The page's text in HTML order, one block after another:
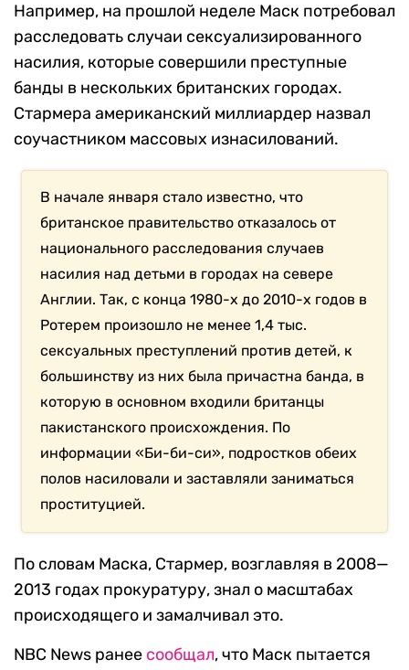
Например, на прошлой неделе Маск потребовал
расследовать случаи сексуализированного
насилия, которые совершили преступные
банды в нескольких британских городах.
Стармера американский миллиардер назвал
соучастником массовых изнасилований.
В начале января стало известно, что
британское правительство отказалось от
национального расследования случаев
насилия над детьми в городах на севере
Англии. Так, с конца 1980-х до 2010-х годов в
Ротерем произошло не менее 1,4 тыс.
сексуальных преступлений против детей, к
большинству из них была причастна банда, в
которую в основном входили британцы
пакистанского происхождения. По
информации «Би-би-си», подростков обеих
полов насиловали и заставляли заниматься
проституцией.
По словам Маска, Стармер, возглавляя в 2008—
2013 годах прокуратуру, знал о масштабах
происходящего и замалчивал это.
NBC News ранее сообщал, что Маск пытается